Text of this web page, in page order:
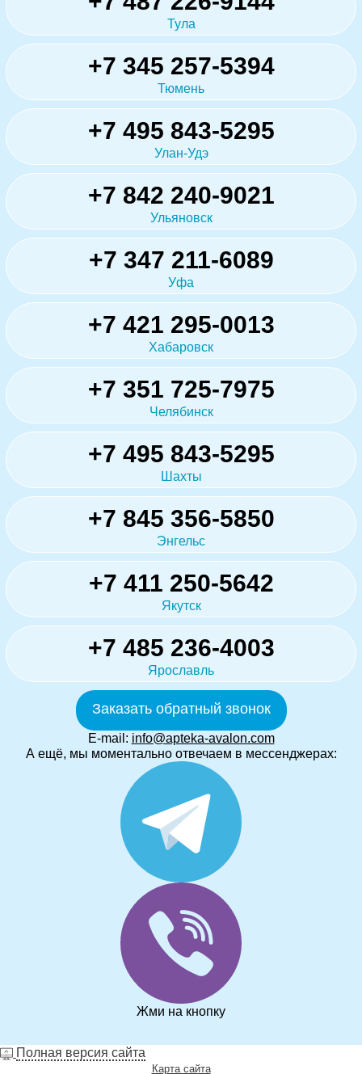
Тула
+7 345 257-5394
Тюмень
+7 495 843-5295
Улан-Удэ
+7 842 240-9021
Ульяновск
+7 347 211-6089
Уфа
+7 421 295-0013
Хабаровск
+7 351 725-7975
Челябинск
+7 495 843-5295
Шахты
+7 845 356-5850
Энгельс
+7 411 250-5642
Якутск
+7 485 236-4003
Ярославль
Заказать обратный звонок
E-mail: info@apteka-avalon.com
А ещё, мы моментально отвечаем в мессенджерах:
Жми на кнопку
Полная версия сайта
Карта сайта